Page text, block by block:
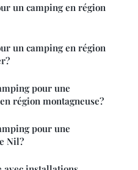
un camping en région
un camping en région
pour une
région montagneuse?
pour une
Nil?